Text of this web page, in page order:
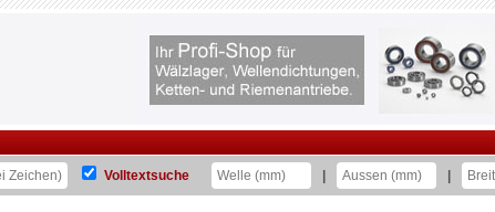
Volltextsuche